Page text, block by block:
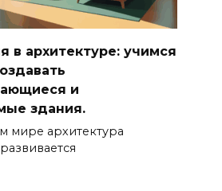
в архитектуре: учимся
и
здания.
мире архитектура